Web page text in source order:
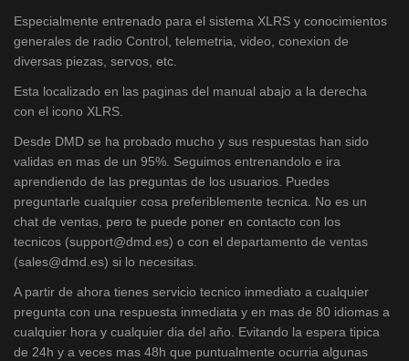
Especialmente entrenado para el sistema XLRS y conocimientos
generales de radio Control, telemetria, video, conexion de
diversas piezas, servos, etc.
Esta localizado en las paginas del manual abajo a la derecha
con el icono XLRS.
Desde DMD se ha probado mucho y sus respuestas han sido
validas en mas de un 95%. Seguimos entrenandolo e ira
aprendiendo de las preguntas de los usuarios. Puedes
preguntarle cualquier cosa preferiblemente tecnica. No es un
chat de ventas, pero te puede poner en contacto con los
tecnicos (support@dmd.es) o con el departamento de ventas
(sales@dmd.es) si lo necesitas.
A partir de ahora tienes servicio tecnico inmediato a cualquier
pregunta con una respuesta inmediata y en mas de 80 idiomas a
cualquier hora y cualquier dia del año. Evitando la espera tipica
de 24h y a veces mas 48h que puntualmente ocurria algunas